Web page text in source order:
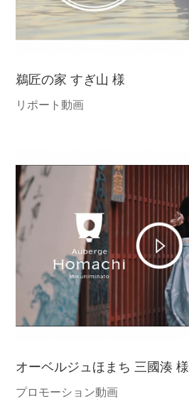
鵜匠の家 すぎ山 様
リポート動画
オーベルジュほまち 三國湊 様
プロモーション動画